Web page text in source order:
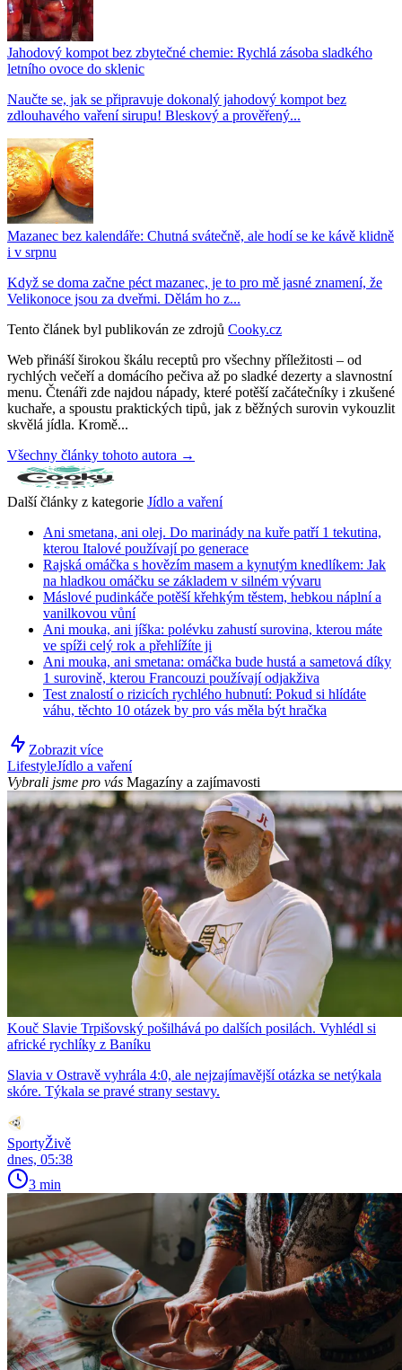
Jahodový kompot bez zbytečné chemie: Rychlá zásoba sladkého
letního ovoce do sklenic
Naučte se, jak se připravuje dokonalý jahodový kompot bez
zdlouhavého vaření sirupu! Bleskový a prověřený...
Mazanec bez kalendáře: Chutná svátečně, ale hodí se ke kávě klidně
i v srpnu
Když se doma začne péct mazanec, je to pro mě jasné znamení, že
Velikonoce jsou za dveřmi. Dělám ho z...
Tento článek byl publikován ze zdrojů Cooky.cz
Web přináší širokou škálu receptů pro všechny příležitosti – od
rychlých večeří a domácího pečiva až po sladké dezerty a slavnostní
menu. Čtenáři zde najdou nápady, které potěší začátečníky i zkušené
kuchaře, a spoustu praktických tipů, jak z běžných surovin vykouzlit
skvělá jídla. Kromě...
Všechny články tohoto autora →
Další články z kategorie Jídlo a vaření
Ani smetana, ani olej. Do marinády na kuře patří 1 tekutina,
kterou Italové používají po generace
Rajská omáčka s hovězím masem a kynutým knedlíkem: Jak
na hladkou omáčku se základem v silném vývaru
Máslové pudinkáče potěší křehkým těstem, hebkou náplní a
vanilkovou vůní
Ani mouka, ani jíška: polévku zahustí surovina, kterou máte
ve spíži celý rok a přehlížíte ji
Ani mouka, ani smetana: omáčka bude hustá a sametová díky
1 surovině, kterou Francouzi používají odjakživa
Test znalostí o rizicích rychlého hubnutí: Pokud si hlídáte
váhu, těchto 10 otázek by pro vás měla být hračka
Zobrazit více
LifestyleJídlo a vaření
Vybrali jsme pro vás Magazíny a zajímavosti
Kouč Slavie Trpišovský pošilhává po dalších posilách. Vyhlédl si
africké rychlíky z Baníku
Slavia v Ostravě vyhrála 4:0, ale nejzajímavější otázka se netýkala
skóre. Týkala se pravé strany sestavy.
SportyŽivě
dnes, 05:38
3 min